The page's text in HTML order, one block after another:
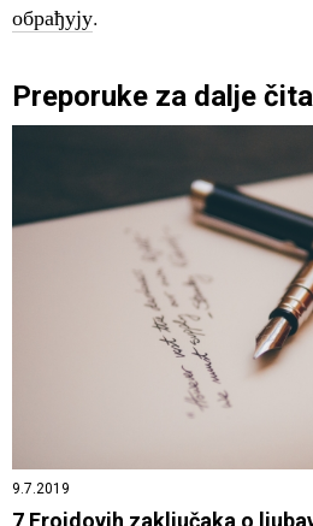
обрађују.
Preporuke za dalje
9.7.2019
7 Frojdovih zaključaka o